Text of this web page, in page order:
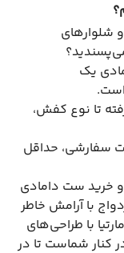
شلوارهای
یک
تا نوع کفش،
سفارشی، حداقل
و خرید ست دامادی
با آرامش خاطر
با طراحی‌های
کنار شماست تا در